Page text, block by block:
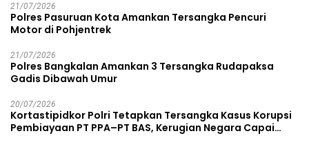
21/07/2026
Polres Pasuruan Kota Amankan Tersangka Pencuri
Motor di Pohjentrek
21/07/2026
Polres Bangkalan Amankan 3 Tersangka Rudapaksa
Gadis Dibawah Umur
20/07/2026
Kortastipidkor Polri Tetapkan Tersangka Kasus Korupsi
Pembiayaan PT PPA–PT BAS, Kerugian Negara Capai